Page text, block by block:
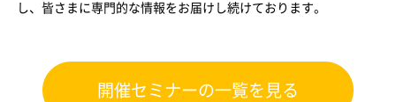
し、皆さまに専門的な情報をお届けし続けております。
開催セミナーの一覧を見る